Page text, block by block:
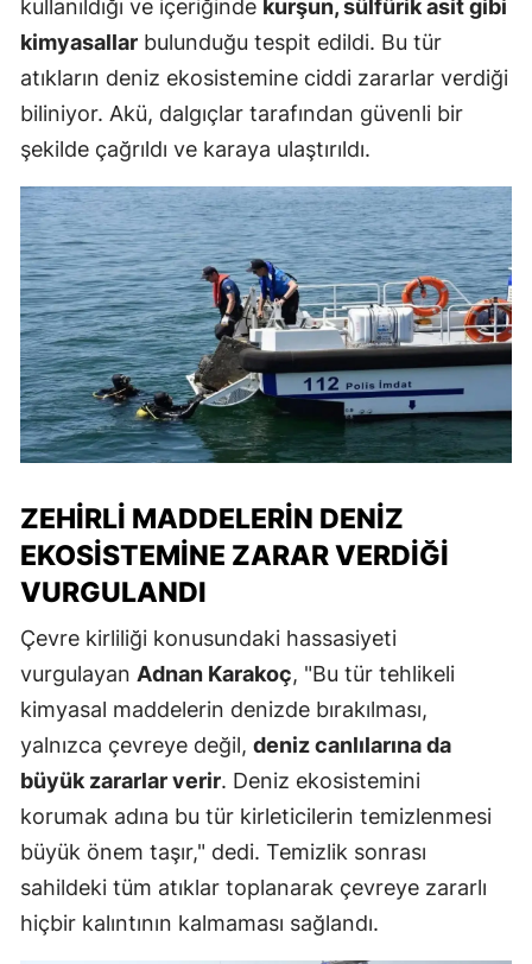
kullanıldığı ve içeriğinde kurşun, sülfürik asit gibi
kimyasallar bulunduğu tespit edildi. Bu tür
atıkların deniz ekosistemine ciddi zararlar verdiği
biliniyor. Akü, dalgıçlar tarafından güvenli bir
şekilde çağrıldı ve karaya ulaştırıldı.
ZEHIRLI MADDELERIN DENIZ
EKOSISTEMINE ZARAR VERDIĞI
VURGULANDI
Çevre kirliliği konusundaki hassasiyeti
vurgulayan Adnan Karakoç, "Bu tür tehlikeli
kimyasal maddelerin denizde bırakılması,
yalnızca çevreye değil, deniz canlılarına da
büyük zararlar verir. Deniz ekosistemini
korumak adına bu tür kirleticilerin temizlenmesi
büyük önem taşır," dedi. Temizlik sonrası
sahildeki tüm atıklar toplanarak çevreye zararlı
hiçbir kalıntının kalmaması sağlandı.